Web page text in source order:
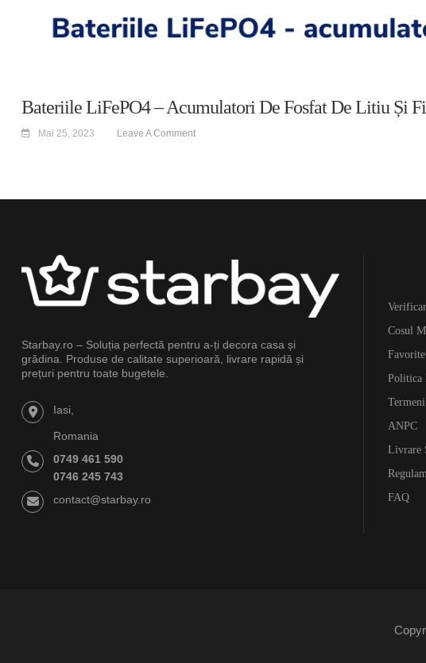
Bateriile LiFePO4 – Acumulatori De Fosfat De Litiu Și
Mai 25, 2023 Leave A Comment
Starbay.ro – Soluția perfectă pentru a-ți decora casa și
grădina. Produse de calitate superioară, livrare rapidă și
prețuri pentru toate bugetele.
Iasi,
Romania
0749 461 590
0746 245 743
contact@starbay.ro
Cosul
Favorite
Politica
ANPC
Livrare
FAQ